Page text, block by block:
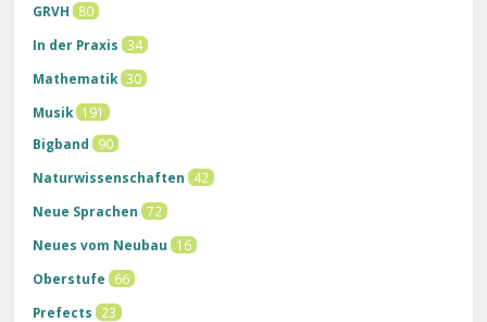
GRVH
80
In der Praxis
34
Mathematik 30
Musik 191
Bigband
90
Naturwissenschaften
42
Neue Sprachen 72
Neues vom Neubau
16
Oberstufe
66
Prefects
23